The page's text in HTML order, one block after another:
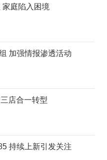
家庭陷入困境
加强情报渗透活动
店合一转型
持续上新引发关注